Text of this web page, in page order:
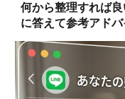
何から整理すれば
に答えて参考アド